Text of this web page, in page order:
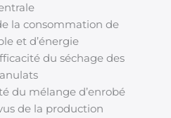
la consommation de
et d’énergie
du séchage des
du mélange d’enrobé
de la production